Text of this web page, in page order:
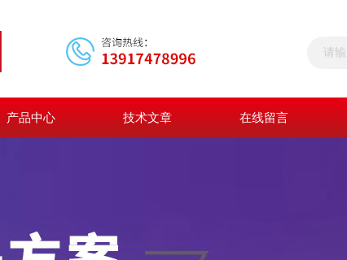
产品中心 技术文章 在线留言